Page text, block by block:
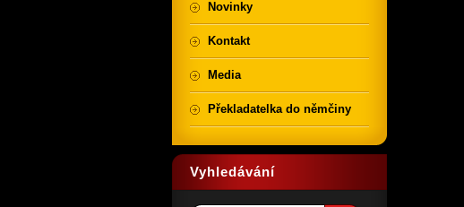
Novinky
Kontakt
Media
Překladatelka do němčiny
Vyhledávání